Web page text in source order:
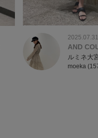
2025.07.31
AND
ルミネ大
moeka